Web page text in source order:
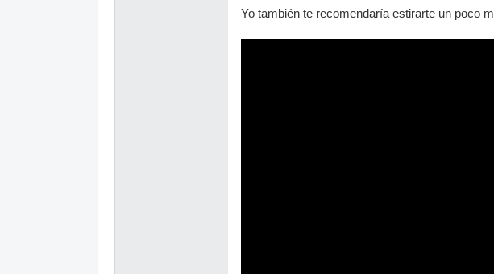
Yo también te recomendaría estirarte un poco